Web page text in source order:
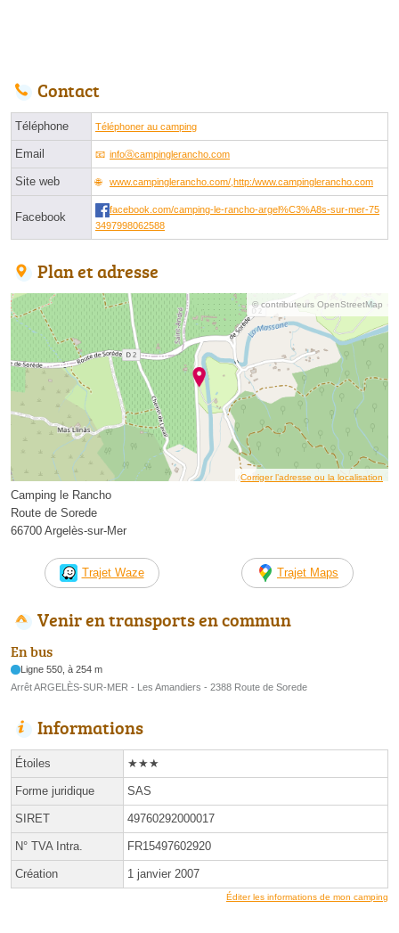
Contact
Téléphone Téléphoner au camping
Email infoⓐcampinglerancho.com
Site web www.campinglerancho.com/,http:/www.campinglerancho.com
Facebook
facebook.com/camping-le-rancho-argel%C3%A8s-sur-mer-75
3497998062588
Plan et adresse
© contributeurs OpenStreetMap
Corriger l’adresse ou la localisation
Camping le Rancho
Route de Sorede
66700 Argelès-sur-Mer
Trajet Waze Trajet Maps
Venir en transports en commun
En bus
Ligne 550, à 254 m
Arrêt ARGELÈS-SUR-MER - Les Amandiers - 2388 Route de Sorede
Informations
Étoiles ★★★
Forme juridique SAS
SIRET 49760292000017
N° TVA Intra. FR15497602920
Création 1 janvier 2007
Éditer les informations de mon camping